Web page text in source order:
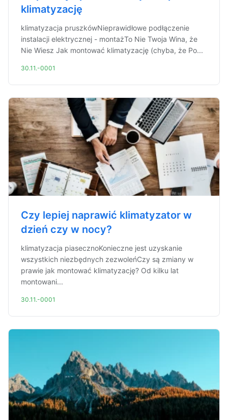
klimatyzację
klimatyzacja pruszkówNieprawidłowe podłączenie
instalacji elektrycznej - montażTo Nie Twoja Wina, że
Nie Wiesz Jak montować klimatyzację (chyba, że Po...
30.11.-0001
Czy lepiej naprawić klimatyzator w
dzień czy w nocy?
klimatyzacja piasecznoKonieczne jest uzyskanie
wszystkich niezbędnych zezwoleńCzy są zmiany w
prawie jak montować klimatyzację? Od kilku lat
montowani...
30.11.-0001